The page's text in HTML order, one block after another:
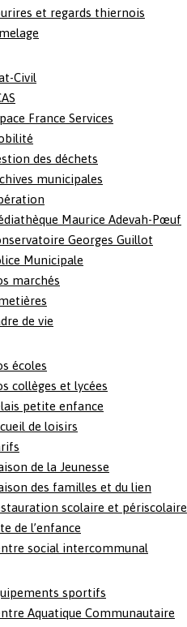
et regards thiernois
Civil
France Services
des déchets
municipales
Maurice Adevah-Pœuf
Georges Guillot
Municipale
marchés
de vie
écoles
collèges et lycées
petite enfance
de loisirs
de la Jeunesse
des familles et du lien
scolaire et périscolaire
de l’enfance
social intercommunal
sportifs
Aquatique Communautaire